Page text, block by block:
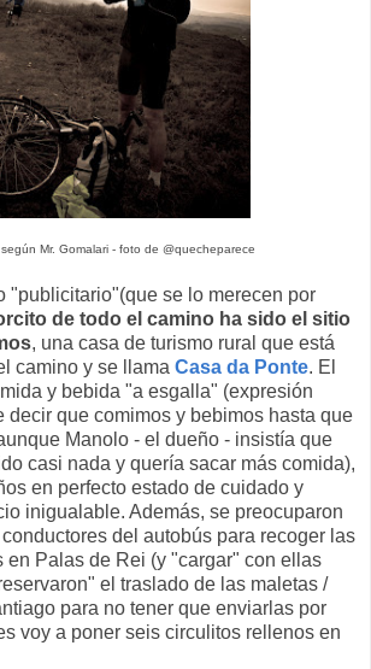
Mr. Gomalari - foto de @quecheparece
"publicitario"(que se lo merecen por
de todo el camino ha sido el sitio
, una casa de turismo rural que está
camino y se llama Casa da Ponte. El
y bebida "a esgalla" (expresión
decir que comimos y bebimos hasta que
Manolo - el dueño - insistía que
casi nada y quería sacar más comida),
en perfecto estado de cuidado y
inigualable. Además, se preocuparon
del autobús para recoger las
en Palas de Rei (y "cargar" con ellas
el traslado de las maletas /
para no tener que enviarlas por
voy a poner seis circulitos rellenos en